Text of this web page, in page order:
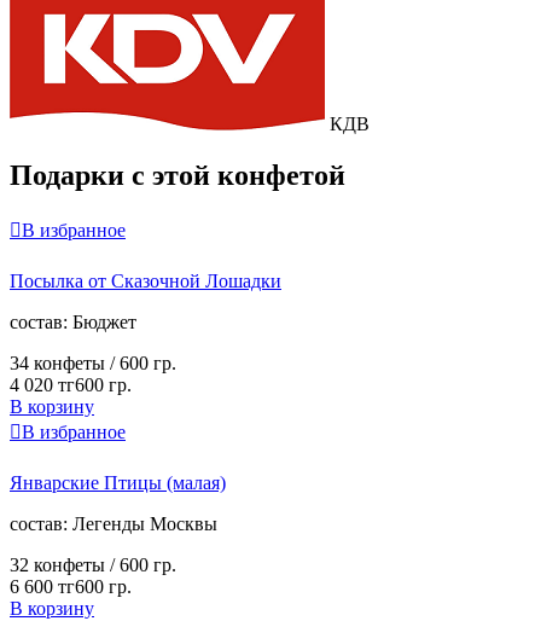
КДВ
Подарки с этой конфетой
В избранное
Посылка от Сказочной Лошадки
cостав: Бюджет
34 конфеты /600 гр.
4 020 тг600 гр.
В корзину
В избранное
Январские Птицы (малая)
cостав: Легенды Москвы
32 конфеты /600 гр.
6 600 тг600 гр.
В корзину